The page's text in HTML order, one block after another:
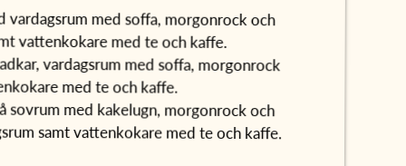
vardagsrum med soffa, morgonrock och
vattenkokare med te och kaffe.
vardagsrum med soffa, morgonrock
med te och kaffe.
sovrum med kakelugn, morgonrock och
samt vattenkokare med te och kaffe.